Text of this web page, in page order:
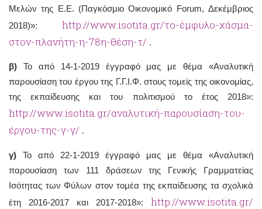
Μελών της Ε.Ε. (Παγκόσμιο Οικονομικό Forum, Δεκέμβριος
2018)»: http://www.isotita.gr/το-έμφυλο-χάσμα-
στον-πλανήτη-η-78η-θέση-τ/ .
β) Το από 14-1-2019 έγγραφό μας με θέμα «Αναλυτική
παρουσίαση του έργου της Γ.Γ.Ι.Φ. στους τομείς της οικονομίας,
της εκπαίδευσης και του πολιτισμού το έτος 2018»:
http://www.isotita.gr/αναλυτική-παρουσίαση-του-
έργου-της-γ-γ/ .
γ) Το από 22-1-2019 έγγραφό μας με θέμα «Αναλυτική
παρουσίαση των 111 δράσεων της Γενικής Γραμματείας
Ισότητας των Φύλων στον τομέα της εκπαίδευσης τα σχολικά
έτη 2016-2017 και 2017-2018»: http://www.isotita.gr/